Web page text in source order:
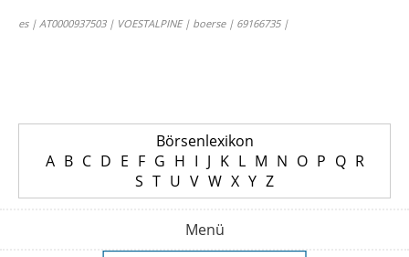
es | AT0000937503 | VOESTALPINE | boerse | 69166735 |
Börsenlexikon
A B C D E F G H I J K L M N O P Q R
S T U V W X Y Z
Menü